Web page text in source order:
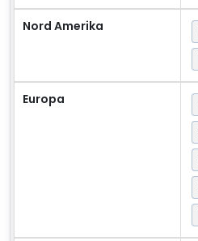
Nord Amerika
Europa